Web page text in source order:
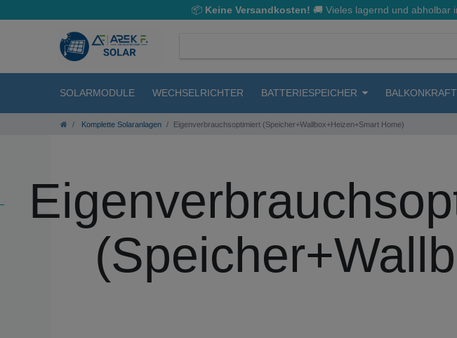
📦Keine Versandkosten! 🚚 Vieles lagernd und abholbar
SOLARMODULE WECHSELRICHTER BATTERIESPEICHER
Komplette Solaranlagen Eigenverbrauchsoptimiert (Speicher+Wallbox+Heizen+Smart Home)